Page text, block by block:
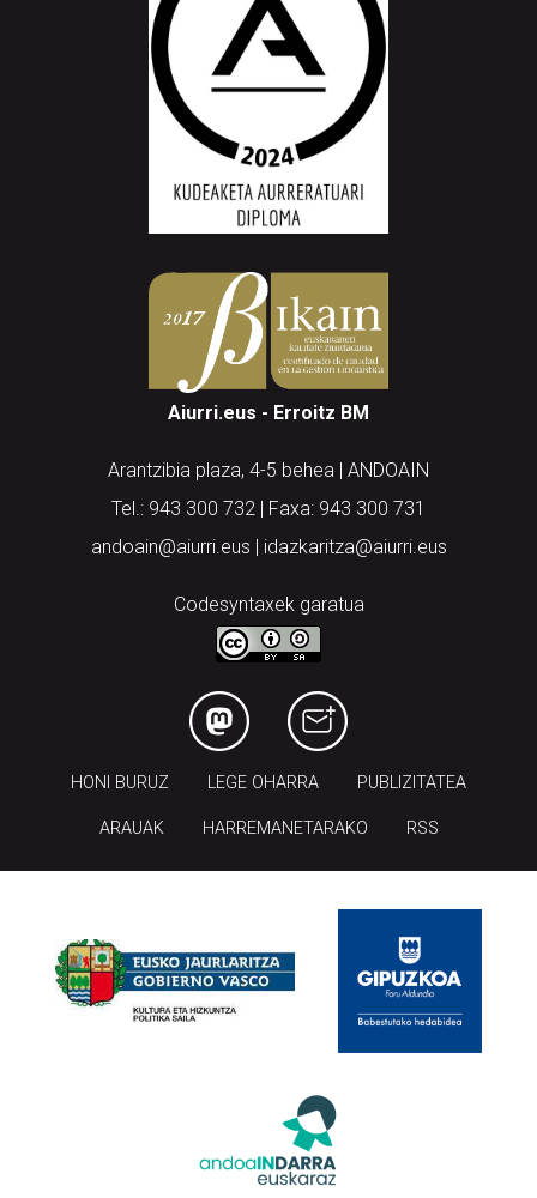
Aiurri.eus - Erroitz BM
Arantzibia plaza, 4-5 behea | ANDOAIN
Tel.: 943 300 732 | Faxa: 943 300 731
andoain@aiurri.eus | idazkaritza@aiurri.eus
Codesyntaxek garatua
HONI BURUZ LEGE OHARRA PUBLIZITATEA
ARAUAK HARREMANETARAKO RSS